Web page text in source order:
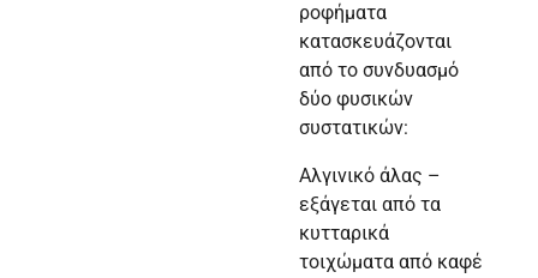
ροφήματα
κατασκευάζονται
από το συνδυασμό
δύο φυσικών
συστατικών:
Αλγινικό άλας –
εξάγεται από τα
κυτταρικά
τοιχώματα από καφέ